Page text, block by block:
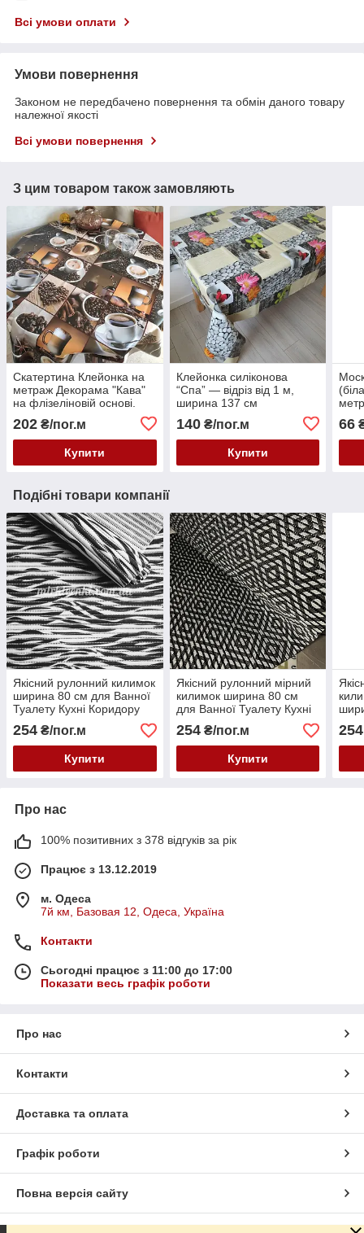
Всі умови оплати
Умови повернення
Законом не передбачено повернення та обмін даного товару
належної якості
Всі умови повернення
З цим товаром також замовляють
Скатертина Клейонка на
метраж Декорама "Кава"
на флізеліновій основі.
Ширина: 1,4 м від 1 метра
202 ₴/пог.м
Купити
Клейонка силіконова
“Спа” — відріз від 1 м,
ширина 137 см
140₴/пог.м
Купити
66
Подібні товари компанії
Якісний рулонний килимок
ширина 80 см для Ванної
Туалету Кухні Коридору
Доріжка Аквамат Чорний зі
сріблом
254 ₴/пог.м
Купити
Якісний рулонний мірний
килимок ширина 80 см
для Ванної Туалету Кухні
Коридору Доріжка Аквамат
254₴/пог.м
Купити
254
Про нас
100% позитивних з 378 відгуків за рік
Працює з 13.12.2019
м. Одеса
7й км, Базовая 12, Одеса, Україна
Контакти
Сьогодні працює з 11:00 до 17:00
Показати весь графік роботи
Про нас
Контакти
Доставка та оплата
Графік роботи
Повна версія сайту